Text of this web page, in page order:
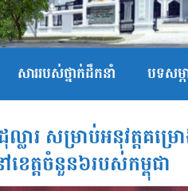
សាររបស់ថ្នាក់ដឹកនាំ បទសម្
លារ ​សម្រាប់​អនុវត្តគម្រ
ខេត្តចំនួន៦​របស់កម្ពុជា